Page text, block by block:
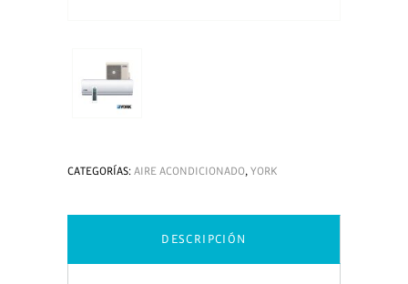
CATEGORÍAS: AIRE ACONDICIONADO, YORK
DESCRIPCIÓN